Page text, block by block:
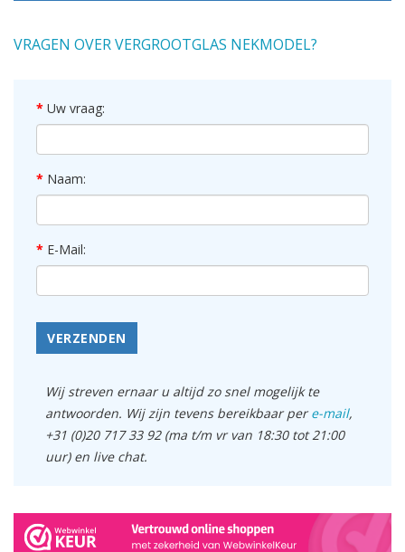
VRAGEN OVER VERGROOTGLAS NEKMODEL?
Uw vraag:
Naam:
E-Mail:
VERZENDEN
Wij streven ernaar u altijd zo snel mogelijk te
antwoorden. Wij zijn tevens bereikbaar pere-mail,
+31 (0)20 717 33 92 (ma t/m vr van 18:30 tot 21:00
uur) en live chat.